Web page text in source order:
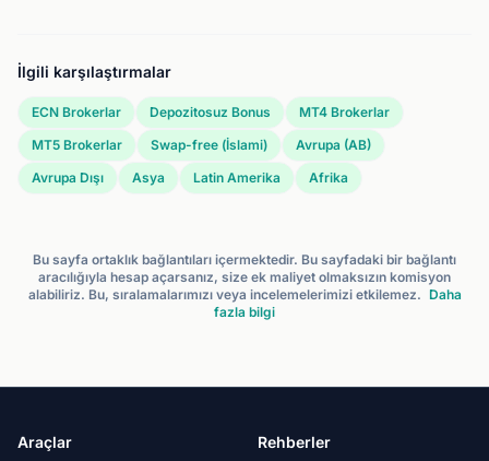
İlgili karşılaştırmalar
ECN Brokerlar Depozitosuz Bonus
MT4 Brokerlar
MT5 Brokerlar
Swap-free (İslami)
Avrupa (AB)
Avrupa Dışı
Asya Latin Amerika Afrika
Bu sayfa ortaklık bağlantıları içermektedir. Bu sayfadaki bir bağlantı
aracılığıyla hesap açarsanız, size ek maliyet olmaksızın komisyon
alabiliriz. Bu, sıralamalarımızı veya incelemelerimizi etkilemez. Daha
fazla bilgi
Araçlar Rehberler